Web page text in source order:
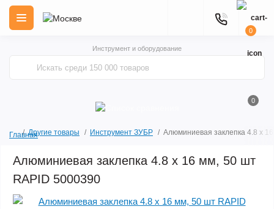
Инструмент и оборудование
0
0
ГлавнаяДругие товары Инструмент ЗУБР Алюминиевая заклепка 4.8 х
Алюминиевая заклепка 4.8 х 16 мм, 50 шт
RAPID 5000390